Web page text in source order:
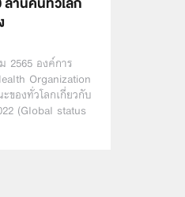
2565 องค์การ
Organization
ของทั่วโลกเกี่ยวกับ
(Global status